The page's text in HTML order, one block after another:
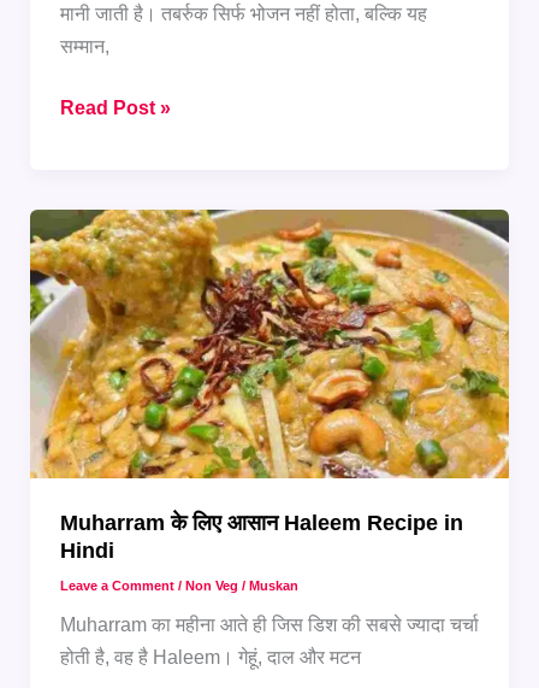
मानी जाती है। तबर्रुक सिर्फ भोजन नहीं होता, बल्कि यह
सम्मान,
तबर्रुक
चाहिए?
जानिए
पारंपरिक
फूड
आइडियाज
Read Post »
Muharram के लिए आसान Haleem Recipe in
Hindi
Leave a Comment / Non Veg / Muskan
Muharram का महीना आते ही जिस डिश की सबसे ज्यादा चर्चा
होती है, वह है Haleem। गेहूं, दाल और मटन